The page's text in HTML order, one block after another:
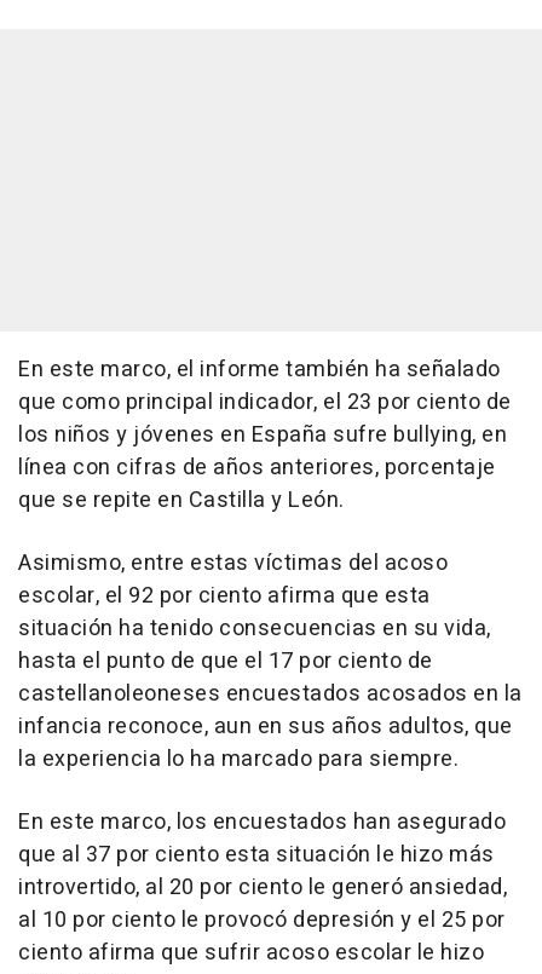
En este marco, el informe también ha señalado
que como principal indicador, el 23 por ciento de
los niños y jóvenes en España sufre bullying, en
línea con cifras de años anteriores, porcentaje
que se repite en Castilla y León.
Asimismo, entre estas víctimas del acoso
escolar, el 92 por ciento afirma que esta
situación ha tenido consecuencias en su vida,
hasta el punto de que el 17 por ciento de
castellanoleoneses encuestados acosados en la
infancia reconoce, aun en sus años adultos, que
la experiencia lo ha marcado para siempre.
En este marco, los encuestados han asegurado
que al 37 por ciento esta situación le hizo más
introvertido, al 20 por ciento le generó ansiedad,
al 10 por ciento le provocó depresión y el 25 por
ciento afirma que sufrir acoso escolar le hizo